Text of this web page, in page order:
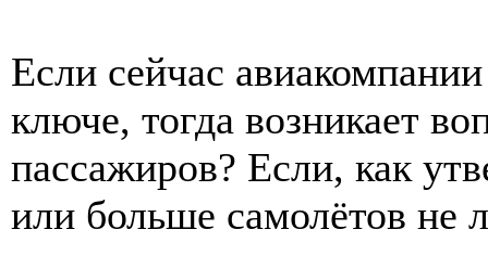
Если сейчас
ключе, тогда возникает
пассажиров? Если, как
или больше самолётов не